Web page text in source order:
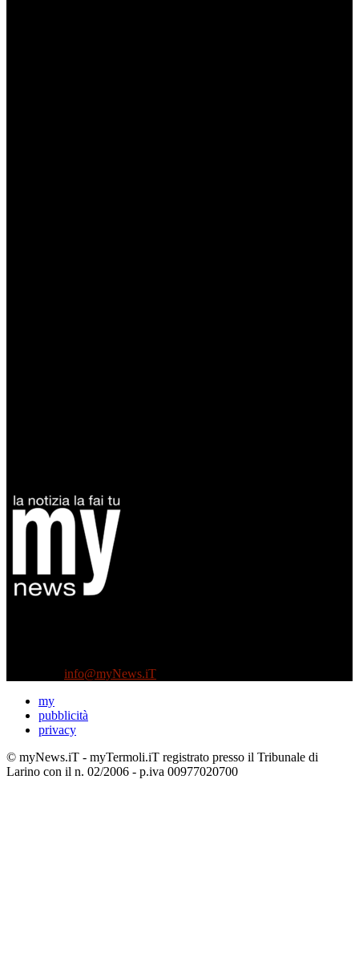
info@myNews.iT
my
pubblicità
privacy
© myNews.iT - myTermoli.iT registrato presso il Tribunale di
Larino con il n. 02/2006 - p.iva 00977020700